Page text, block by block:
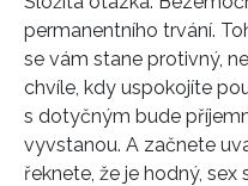
permanentního trvání.
se vám stane protivný,
chvíle, kdy uspokojíte
s dotyčným bude
vyvstanou. A začnete
řeknete, že je hodný,